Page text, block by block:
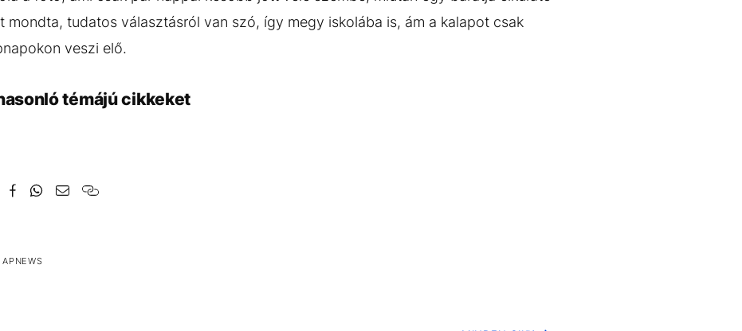
mondta, tudatos választásról van szó, így megy iskolába is, ám a kalapot csak
veszi elő.
témájú cikkeket